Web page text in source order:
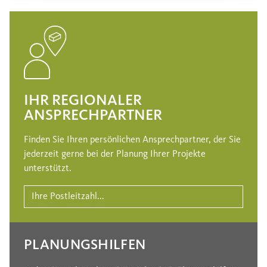
IHR REGIONALER
ANSPRECHPARTNER
Finden Sie Ihren persönlichen Ansprechpartner, der Sie
jederzeit gerne bei der Planung Ihrer Projekte
unterstützt.
PLANUNGSHILFEN